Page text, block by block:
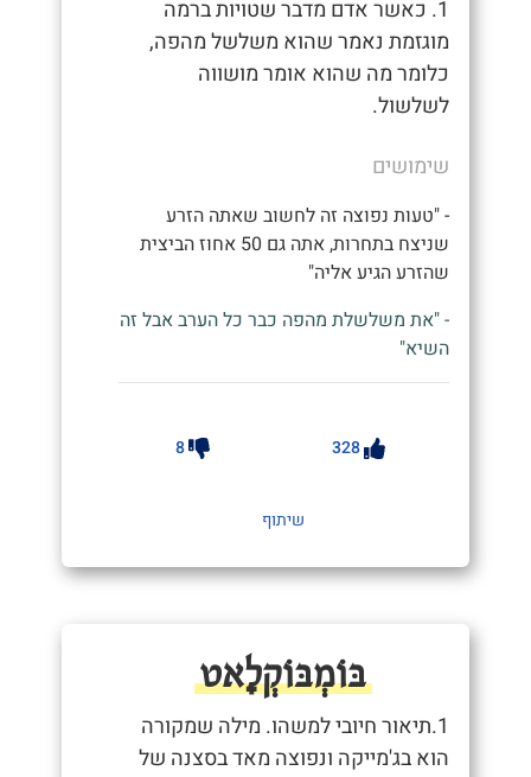
1. כאשר אדם מדבר שטויות ברמה
מוגזמת נאמר שהוא משלשל מהפה,
כלומר מה שהוא אומר מושווה
לשלשול.
שימושים
- "טעות נפוצה זה לחשוב שאתה הזרע
שניצח בתחרות, אתה גם 50 אחוז הביצית
שהזרע הגיע אליה"
- "את משלשלת מהפה כבר כל הערב אבל זה
השיא"
328
8
שיתוף
בּוֹמְבּוֹקְלָאט
1.תיאור חיובי למשהו. מילה שמקורה
הוא בג'מייקה ונפוצה מאד בסצנה של